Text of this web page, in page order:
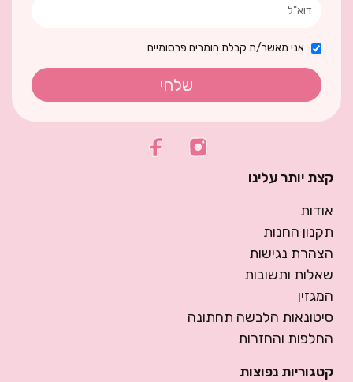
אני מאשר/ת קבלת חומרים פרסומיים
שלחי
קצת יותר עלינו
אודות
תקנון החנות
הצהרת נגישות
שאלות ותשובות
המגזין
סיטונאות הלבשה תחתונה
החלפות והחזרות
קטגוריות נפוצות